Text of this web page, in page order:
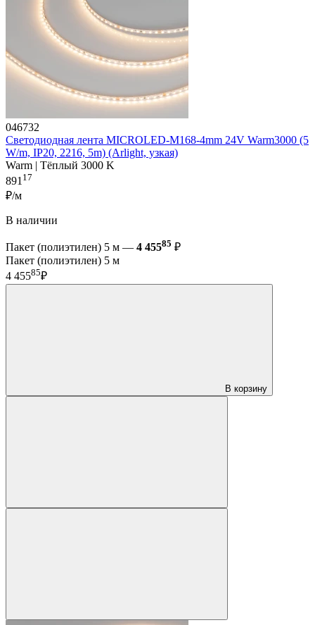
046732
Светодиодная лента MICROLED-M168-4mm 24V Warm3000 (5
W/m, IP20, 2216, 5m) (Arlight, узкая)
Warm | Тёплый 3000 K
891 17
₽/м
В наличии
Пакет (полиэтилен) 5 м — 4 45585 ₽
Пакет (полиэтилен) 5 м
4 45585₽
В корзину